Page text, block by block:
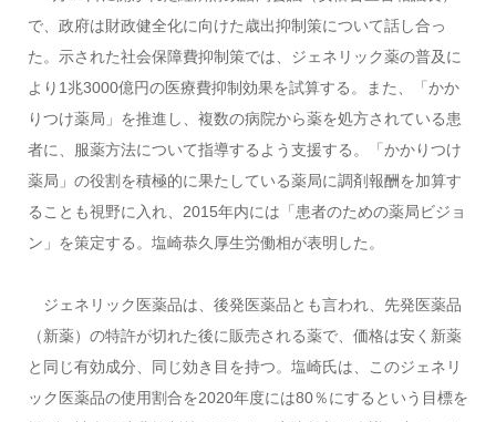
で、政府は財政健全化に向けた歳出抑制策について話し合っ
た。示された社会保障費抑制策では、ジェネリック薬の普及に
より1兆3000億円の医療費抑制効果を試算する。また、「かか
りつけ薬局」を推進し、複数の病院から薬を処方されている患
者に、服薬方法について指導するよう支援する。「かかりつけ
薬局」の役割を積極的に果たしている薬局に調剤報酬を加算す
ることも視野に入れ、2015年内には「患者のための薬局ビジョ
ン」を策定する。塩崎恭久厚生労働相が表明した。
ジェネリック医薬品は、後発医薬品とも言われ、先発医薬品
（新薬）の特許が切れた後に販売される薬で、価格は安く新薬
と同じ有効成分、同じ効き目を持つ。塩崎氏は、このジェネリ
ック医薬品の使用割合を2020年度には80％にするという目標を